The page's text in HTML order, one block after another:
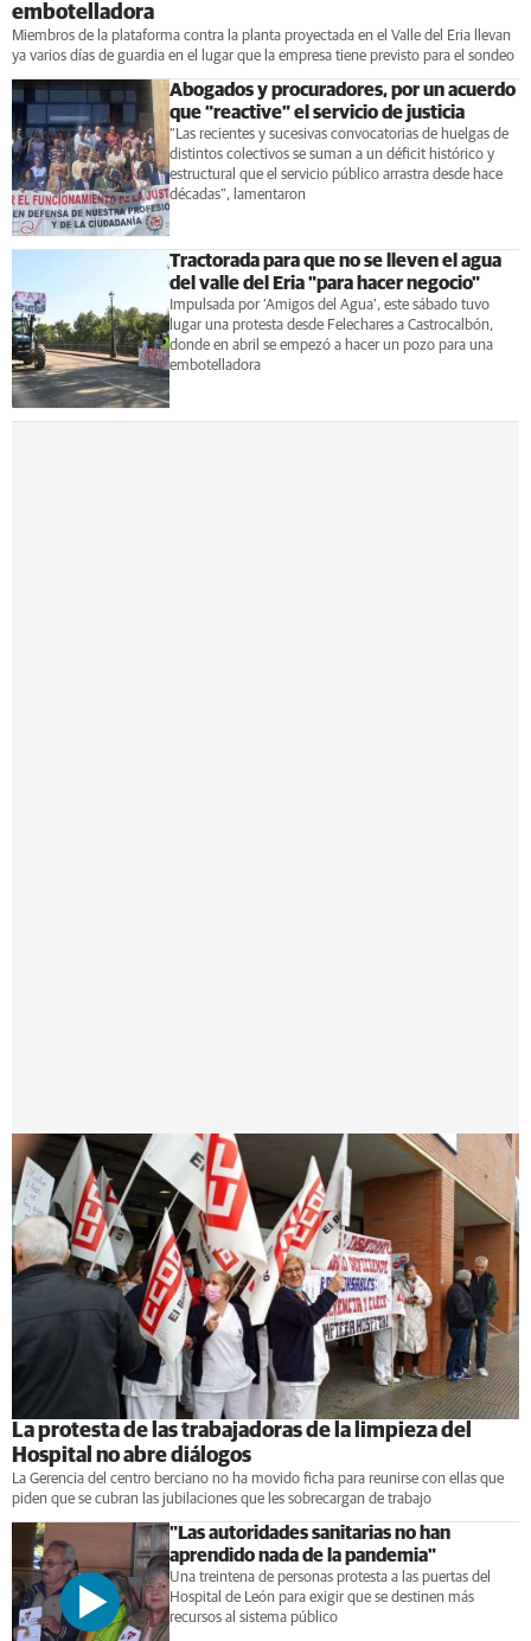
embotelladora
Miembros de la plataforma contra la planta proyectada en el Valle del Eria llevan
ya varios días de guardia en el lugar que la empresa tiene previsto para el sondeo
Abogados y procuradores, por un acuerdo
que “reactive” el servicio de justicia
“Las recientes y sucesivas convocatorias de huelgas de
distintos colectivos se suman a un déficit histórico y
estructural que el servicio público arrastra desde hace
décadas”, lamentaron
Tractorada para que no se lleven el agua
del valle del Eria "para hacer negocio"
Impulsada por ‘Amigos del Agua’, este sábado tuvo
lugar una protesta desde Felechares a Castrocalbón,
donde en abril se empezó a hacer un pozo para una
embotelladora
La protesta de las trabajadoras de la limpieza del
Hospital no abre diálogos
La Gerencia del centro berciano no ha movido ficha para reunirse con ellas que
piden que se cubran las jubilaciones que les sobrecargan de trabajo
"Las autoridades sanitarias no han
aprendido nada de la pandemia"
Una treintena de personas protesta a las puertas del
Hospital de León para exigir que se destinen más
recursos al sistema público